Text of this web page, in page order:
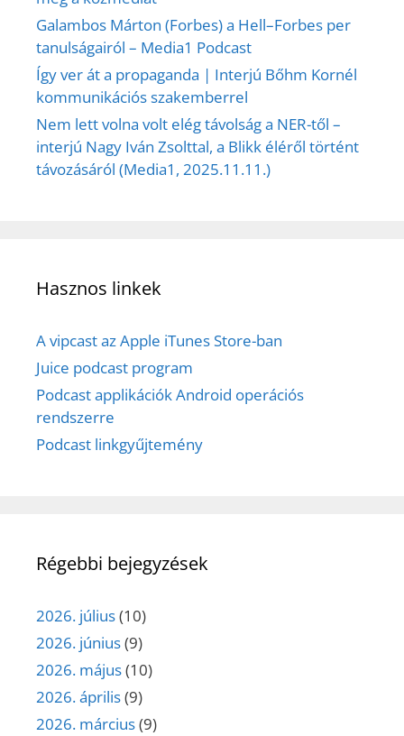
Galambos Márton (Forbes) a Hell–Forbes per
tanulságairól – Media1 Podcast
Így ver át a propaganda | Interjú Bőhm Kornél
kommunikációs szakemberrel
Nem lett volna volt elég távolság a NER-től –
interjú Nagy Iván Zsolttal, a Blikk éléről történt
távozásáról (Media1, 2025.11.11.)
Hasznos linkek
A vipcast az Apple iTunes Store-ban
Juice podcast program
Podcast applikációk Android operációs
rendszerre
Podcast linkgyűjtemény
Régebbi bejegyzések
2026. július(10)
2026. június(9)
2026. május(10)
2026. április(9)
2026. március(9)